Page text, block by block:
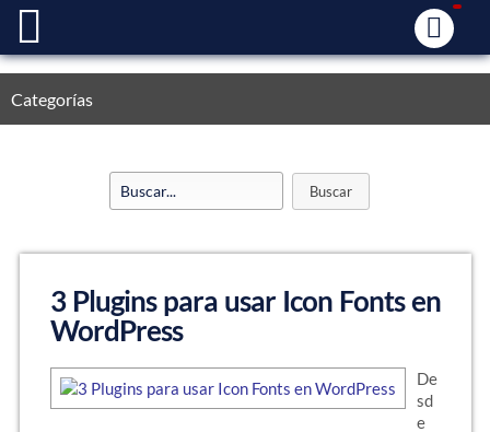
Categorías
3 Plugins para usar Icon Fonts en
WordPress
De
sd
e